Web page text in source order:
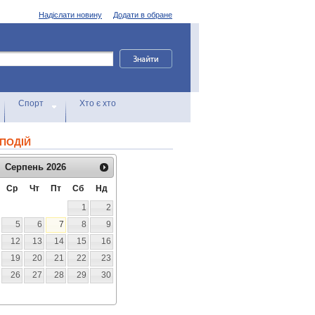
Додати в обране
Надіслати новину
Спорт Хто є хто
Серпень 2026
Ср Чт Пт Сб
Нд
1
2
5 6 7 8
9
12 13 14 15
16
19 20 21 22
23
26 27 28 29
30